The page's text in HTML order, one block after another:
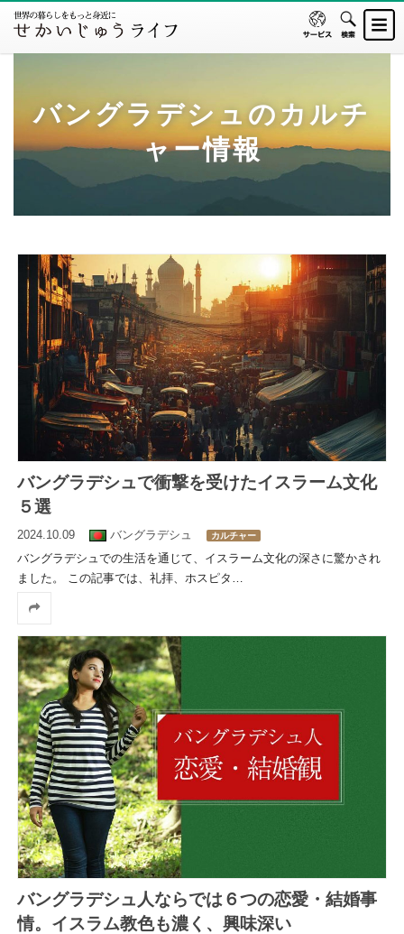
バングラデシュのカルチ
ャー情報
バングラデシュで衝撃を受けたイスラーム文化
５選
2024.10.09 バングラデシュ カルチャー
バングラデシュでの生活を通じて、イスラーム文化の深さに驚かされ
ました。 この記事では、礼拝、ホスピタ
バングラデシュ人ならでは６つの恋愛・結婚事
情。イスラム教色も濃く、興味深い